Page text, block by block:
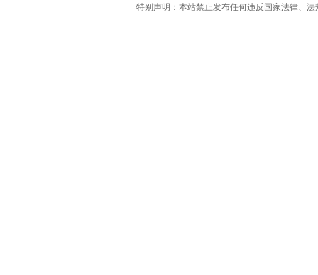
特别声明：本站禁止发布任何违反国家法律、